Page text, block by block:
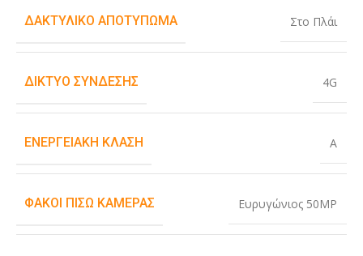
ΔΑΚΤΥΛΙΚΌ ΑΠΟΤΎΠΩΜΑ Στο Πλάι
ΔΊΚΤΥΟ ΣΎΝΔΕΣΗΣ 4G
ΕΝΕΡΓΕΙΑΚΉ ΚΛΆΣΗ A
ΦΑΚΟΊ ΠΊΣΩ ΚΆΜΕΡΑΣ Ευρυγώνιος 50MP